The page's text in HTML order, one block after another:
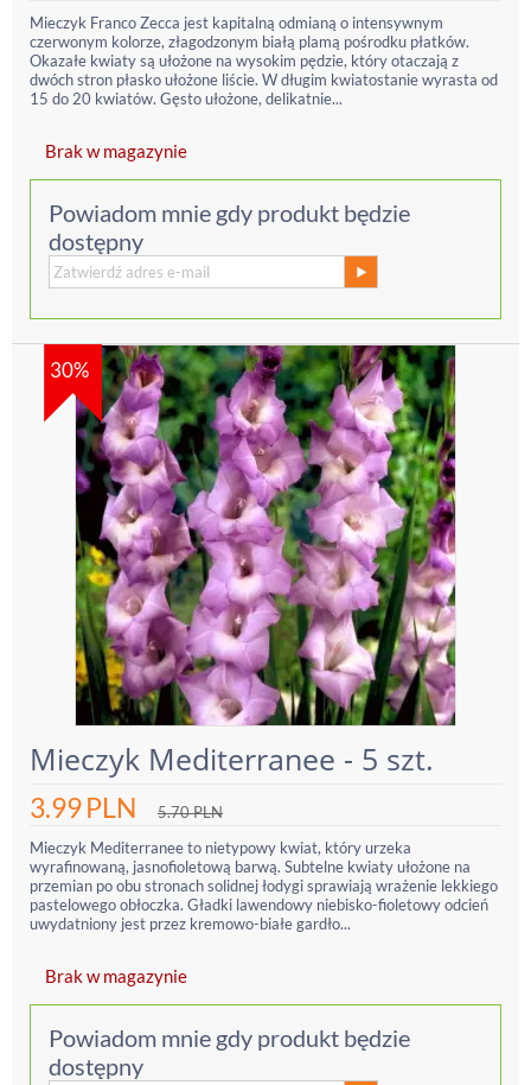
Mieczyk Franco Zecca jest kapitalną odmianą o intensywnym
czerwonym kolorze, złagodzonym białą plamą pośrodku płatków.
Okazałe kwiaty są ułożone na wysokim pędzie, który otaczają z
dwóch stron płasko ułożone liście. W długim kwiatostanie wyrasta od
15 do 20 kwiatów. Gęsto ułożone, delikatnie...
Brak w magazynie
Powiadom mnie gdy produkt będzie
dostępny
30%
Mieczyk Mediterranee - 5 szt.
3.99PLN 5.70PLN
Mieczyk Mediterranee to nietypowy kwiat, który urzeka
wyrafinowaną, jasnofioletową barwą. Subtelne kwiaty ułożone na
przemian po obu stronach solidnej łodygi sprawiają wrażenie lekkiego
pastelowego obłoczka. Gładki lawendowy niebisko-fioletowy odcień
uwydatniony jest przez kremowo-białe gardło...
Brak w magazynie
Powiadom mnie gdy produkt będzie
dostępny